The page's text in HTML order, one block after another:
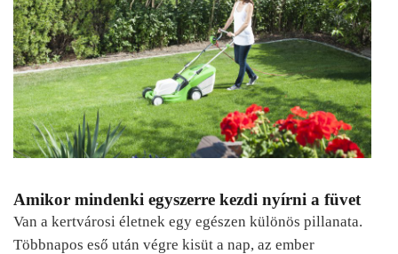
Amikor mindenki egyszerre kezdi nyírni a füvet
Van a kertvárosi életnek egy egészen különös pillanata.
Többnapos eső után végre kisüt a nap, az ember